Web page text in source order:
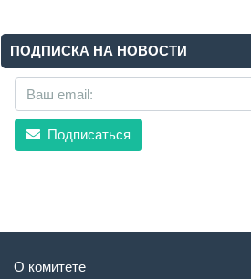
ПОДПИСКА НА НОВОСТИ
Подписаться
О комитете